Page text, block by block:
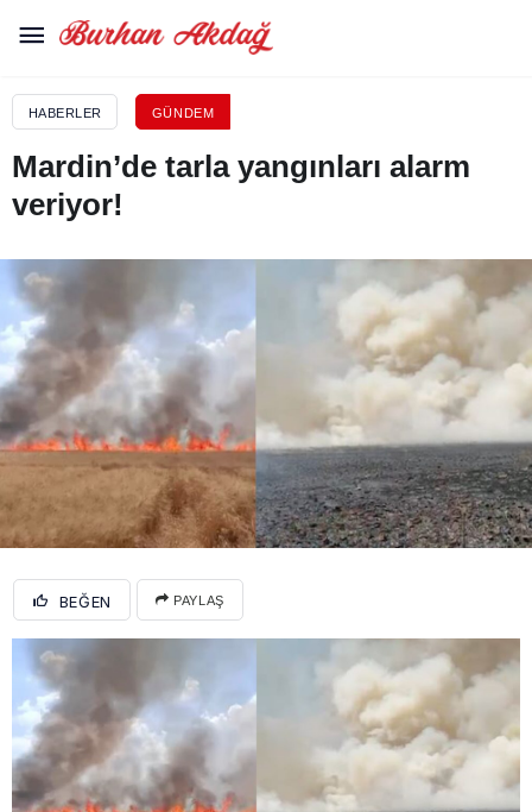
HABERLER GÜNDEM
Mardin’de tarla yangınları alarm
veriyor!
BEĞEN PAYLAŞ